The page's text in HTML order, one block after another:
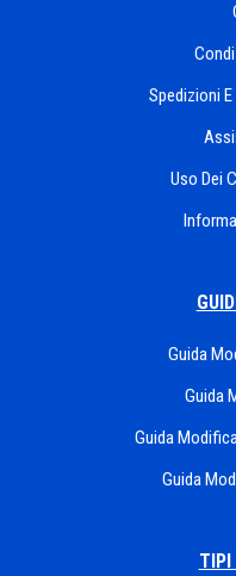
Spedizioni
Uso Dei
Guida
Guida
Guida
Guida
TIPI